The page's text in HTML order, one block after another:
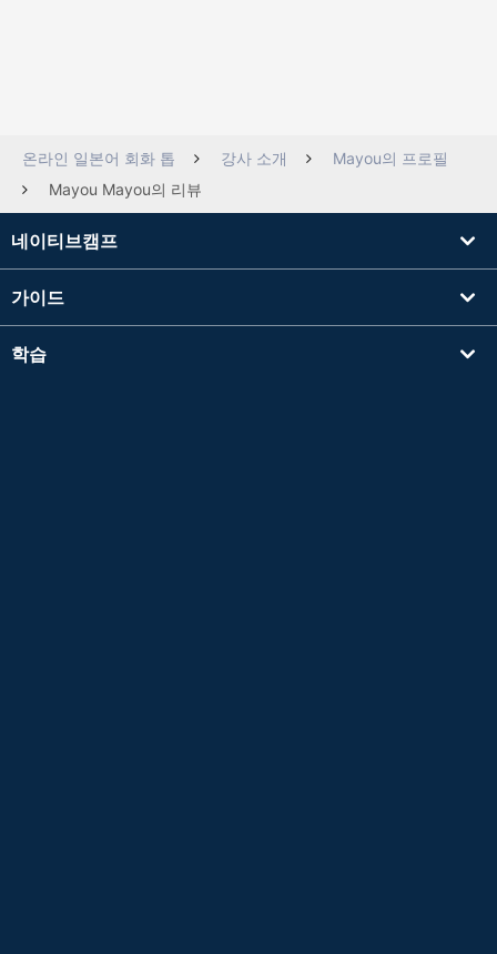
온라인 일본어 회화 톱 강사 소개
Mayou의 프로필
Mayou Mayou의 리뷰
네이티브캠프
가이드
학습